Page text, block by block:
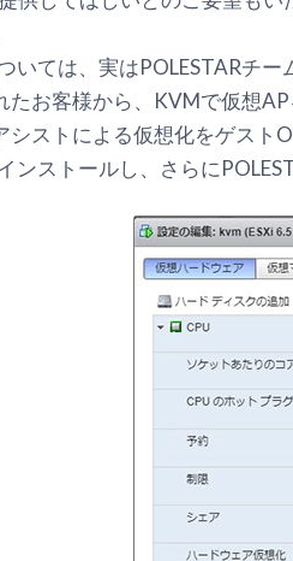
いては、実はPOLESTARチ
たお客様から、KVMで仮想
シストによる仮想化をゲスト
ンストールし、さらに